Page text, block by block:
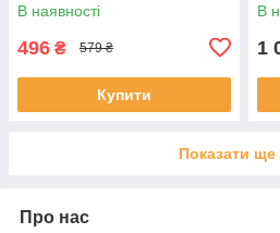
В наявності
496 ₴ 579 ₴
Купити
В
1
Показати ще
Про нас